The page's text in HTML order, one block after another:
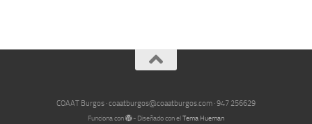
COAAT Burgos · coaatburgos@coaatburgos.com · 947 256629
Funciona con - Diseñado con elTema Hueman